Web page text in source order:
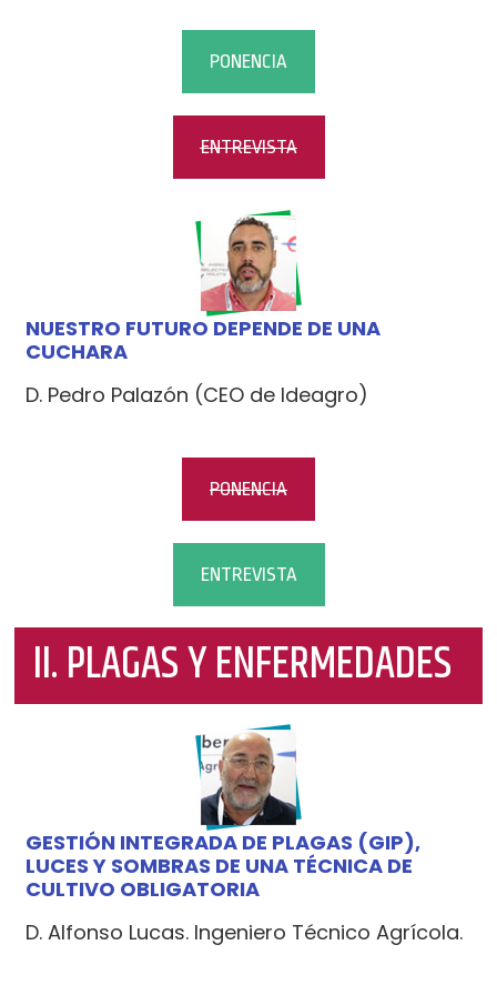
PONENCIA
ENTREVISTA
NUESTRO FUTURO DEPENDE DE UNA
CUCHARA
D. Pedro Palazón (CEO de Ideagro)
PONENCIA
ENTREVISTA
II. PLAGAS Y ENFERMEDADES
GESTIÓN INTEGRADA DE PLAGAS (GIP),
LUCES Y SOMBRAS DE UNA TÉCNICA DE
CULTIVO OBLIGATORIA
D. Alfonso Lucas. Ingeniero Técnico Agrícola.